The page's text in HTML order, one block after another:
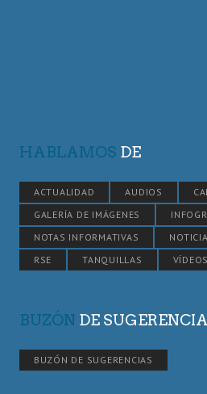
HABLAMOS DE
ACTUALIDAD AUDIOS
GALERÍA DE IMÁGENES
NOTAS INFORMATIVAS
RSE
TANQUILLAS VÍDEOS
BUZÓN DE
BUZÓN DE SUGERENCIAS